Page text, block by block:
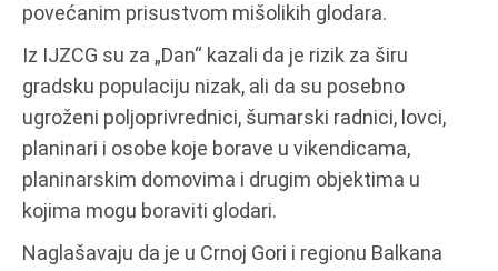
povećanim prisustvom mišolikih glodara.
Iz IJZCG su za „Dan“ kazali da je rizik za širu
gradsku populaciju nizak, ali da su posebno
ugroženi poljoprivrednici, šumarski radnici, lovci,
planinari i osobe koje borave u vikendicama,
planinarskim domovima i drugim objektima u
kojima mogu boraviti glodari.
Naglašavaju da je u Crnoj Gori i regionu Balkana